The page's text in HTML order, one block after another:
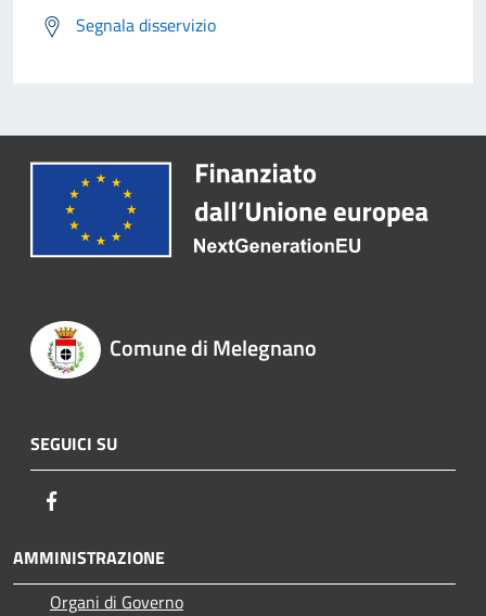
Segnala disservizio
Comune di Melegnano
SEGUICI SU
AMMINISTRAZIONE
Organi di Governo